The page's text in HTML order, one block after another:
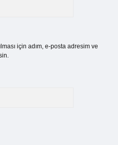
için adım, e-posta adresim ve